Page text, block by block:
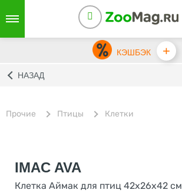
КЭШБЭК +
НАЗАД
Прочие Птицы Клетки
IMAC AVA
Клетка Аймак для птиц 42х26х42 см